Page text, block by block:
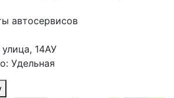
автосервисов
14АУ
Удельная